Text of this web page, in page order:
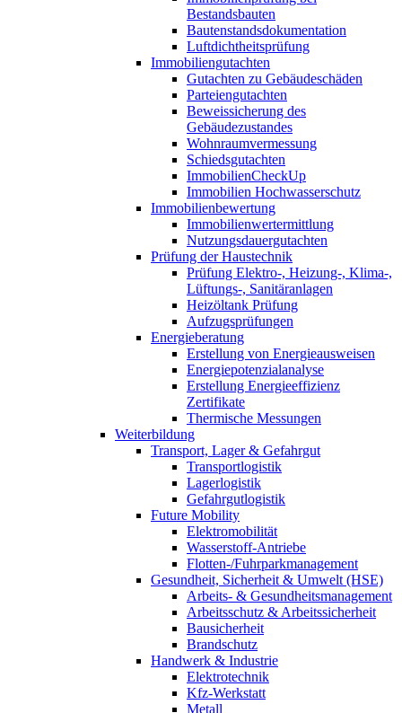
Bestandsbauten
Bautenstandsdokumentation
Luftdichtheitsprüfung
Immobiliengutachten
Gutachten zu Gebäudeschäden
Parteiengutachten
Beweissicherung des
Gebäudezustandes
Wohnraumvermessung
Schiedsgutachten
ImmobilienCheckUp
Immobilien Hochwasserschutz
Immobilienbewertung
Immobilienwertermittlung
Nutzungsdauergutachten
Prüfung der Haustechnik
Prüfung Elektro-, Heizung-, Klima-,
Lüftungs-, Sanitäranlagen
Heizöltank Prüfung
Aufzugsprüfungen
Energieberatung
Erstellung von Energieausweisen
Energiepotenzialanalyse
Erstellung Energieeffizienz
Zertifikate
Thermische Messungen
Weiterbildung
Transport, Lager & Gefahrgut
Transportlogistik
Lagerlogistik
Gefahrgutlogistik
Future Mobility
Elektromobilität
Wasserstoff-Antriebe
Flotten-/Fuhrparkmanagement
Gesundheit, Sicherheit & Umwelt (HSE)
Arbeits- & Gesundheitsmanagement
Arbeitsschutz & Arbeitssicherheit
Bausicherheit
Brandschutz
Handwerk & Industrie
Elektrotechnik
Kfz-Werkstatt
Metall